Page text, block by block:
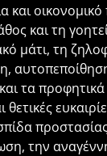
και
και τη
μάτι, τη
τα
την